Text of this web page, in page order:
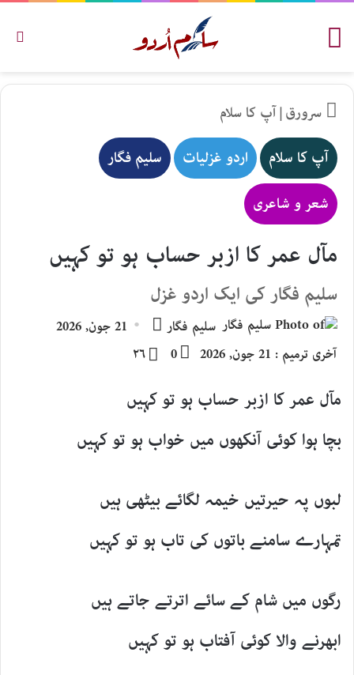
سرورق|آپ کا سلام
آپ کا سلام اردو غزلیات سلیم فگار
شعر و شاعری
مآل عمر کا ازبر حساب ہو تو کہیں
سلیم فگار کی ایک اردو غزل
سلیم فگار
Send
an
email
21 جون, 2026
آخری ترمیم : 21 جون, 2026
0 ۲۶
مآل عمر کا ازبر حساب ہو تو کہیں
بچا ہوا کوئی آنکھوں میں خواب ہو تو کہیں
لبوں پہ حیرتیں خیمہ لگائے بیٹھی ہیں
تمہارے سامنے باتوں کی تاب ہو تو کہیں
رگوں میں شام کے سائے اترتے جاتے ہیں
ابھرنے والا کوئی آفتاب ہو تو کہیں